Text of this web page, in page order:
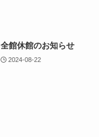
全館休館のお知らせ
2024-08-22